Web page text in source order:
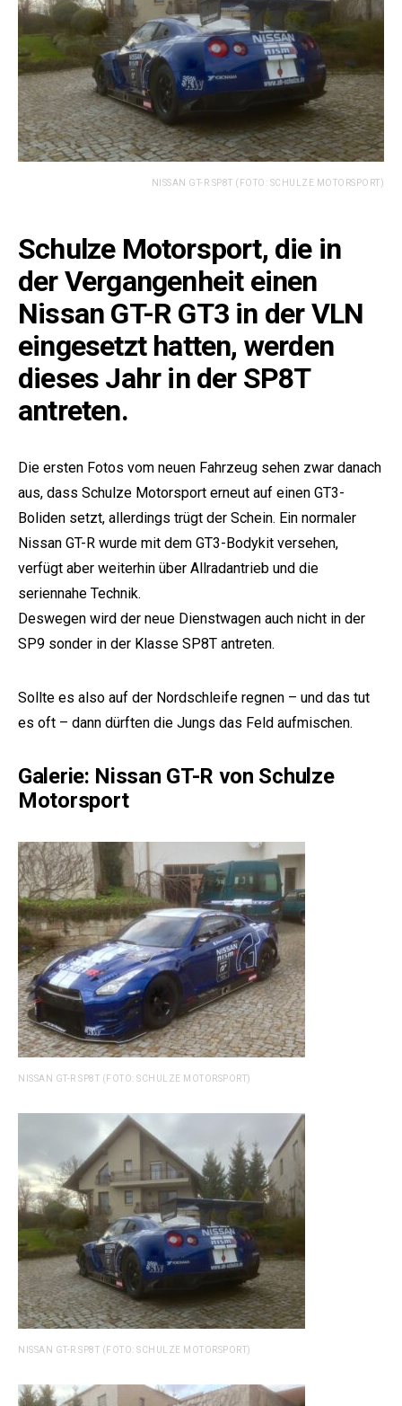
NISSAN GT-R SP8T (FOTO: SCHULZE MOTORSPORT)
Schulze Motorsport, die in
der Vergangenheit einen
Nissan GT-R GT3 in der VLN
eingesetzt hatten, werden
dieses Jahr in der SP8T
antreten.
Die ersten Fotos vom neuen Fahrzeug sehen zwar danach
aus, dass Schulze Motorsport erneut auf einen GT3-
Boliden setzt, allerdings trügt der Schein. Ein normaler
Nissan GT-R wurde mit dem GT3-Bodykit versehen,
verfügt aber weiterhin über Allradantrieb und die
seriennahe Technik.
Deswegen wird der neue Dienstwagen auch nicht in der
SP9 sonder in der Klasse SP8T antreten.
Sollte es also auf der Nordschleife regnen – und das tut
es oft – dann dürften die Jungs das Feld aufmischen.
Galerie: Nissan GT-R von Schulze
Motorsport
NISSAN GT-R SP8T (FOTO: SCHULZE MOTORSPORT)
NISSAN GT-R SP8T (FOTO: SCHULZE MOTORSPORT)